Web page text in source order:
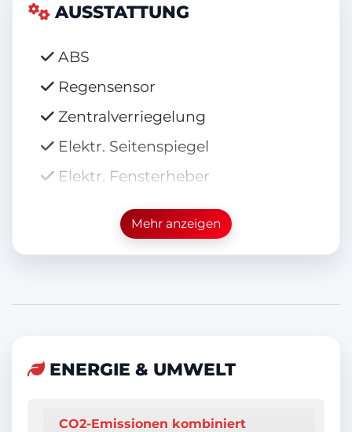
AUSSTATTUNG
ABS
Regensensor
Zentralverriegelung
Elektr. Seitenspiegel
Elektr. Fensterheber
Scheckheftgepflegt
Berganfahrassistent
Garantie
Mehr anzeigen
ENERGIE & UMWELT
CO2-Emissionen kombiniert